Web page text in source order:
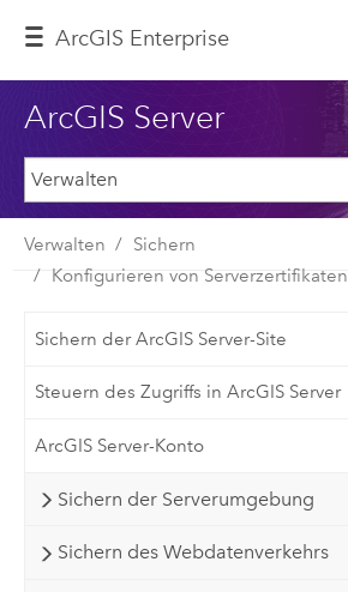
ArcGIS Enterprise
ArcGIS Server
Verwalten
Sichern
Konfigurieren von Serverzertifikaten
Sichern der ArcGIS Server-Site
Steuern des Zugriffs in ArcGIS Server
ArcGIS Server-Konto
Sichern der Serverumgebung
Sichern des Webdatenverkehrs